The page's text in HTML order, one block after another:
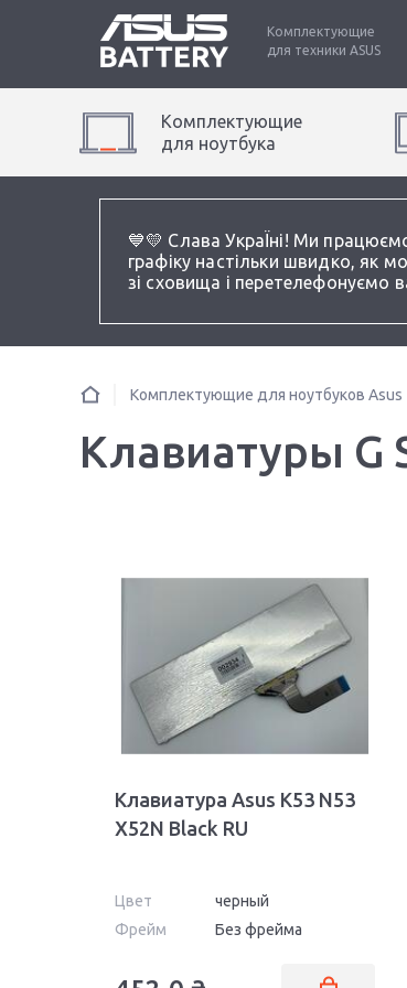
💙💛 Слава УкраЇні! Ми
графіку настільки швидко, як
зі сховища і перетелефонуємо
Комплектующие
для техники ASUS
Комплектующие
для ноутбука
Комплектующие для ноутбуков Asus
Клавиатуры G
Клавиатура Asus K53 N53
X52N Black RU
Цвет
черный
Фрейм
Без фрейма